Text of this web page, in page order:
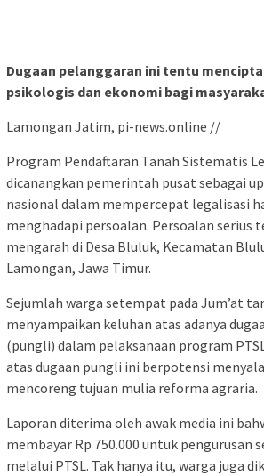
Dugaan pelanggaran ini tentu
psikologis dan ekonomi bagi
Lamongan Jatim, pi-news.online //
Program Pendaftaran Tanah Sistematis
dicanangkan pemerintah pusat sebagai
nasional dalam mempercepat legalisasi
menghadapi persoalan. Persoalan serius
mengarah di Desa Bluluk, Kecamatan
Lamongan, Jawa Timur.
Sejumlah warga setempat pada Jum’at
menyampaikan keluhan atas adanya
(pungli) dalam pelaksanaan program
atas dugaan pungli ini berpotensi
mencoreng tujuan mulia reforma agraria.
Laporan diterima oleh awak media ini
membayar Rp 750.000 untuk pengurusan
melalui PTSL. Tak hanya itu, warga juga